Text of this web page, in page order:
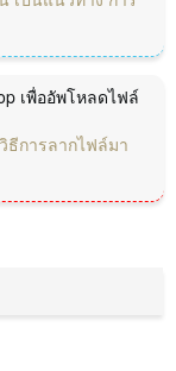
เพื่ออัพโหลดไฟล์
ธีการลากไฟล์มา